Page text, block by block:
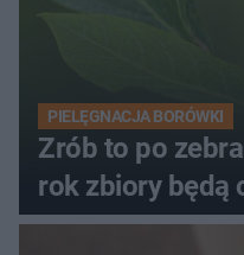
PIELĘGNACJA BORÓWKI
Zrób to po
rok zbiory będą